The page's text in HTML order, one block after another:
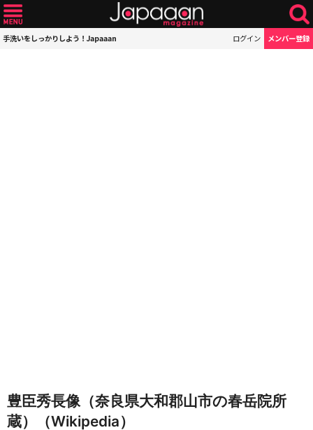
手洗いをしっかりしよう！Japaaan ログイン メンバー登録
豊臣秀長像（奈良県大和郡山市の春岳院所
蔵）（Wikipedia）